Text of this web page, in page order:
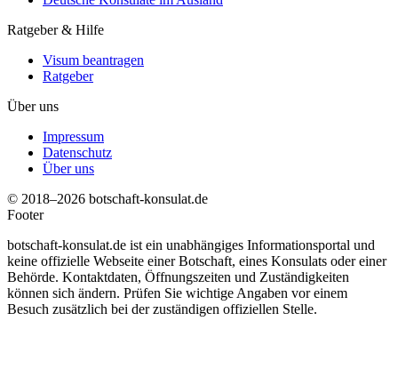
Ratgeber & Hilfe
Visum beantragen
Ratgeber
Über uns
Impressum
Datenschutz
Über uns
© 2018–2026 botschaft-konsulat.de
Footer
botschaft-konsulat.de ist ein unabhängiges Informationsportal und
keine offizielle Webseite einer Botschaft, eines Konsulats oder einer
Behörde. Kontaktdaten, Öffnungszeiten und Zuständigkeiten
können sich ändern. Prüfen Sie wichtige Angaben vor einem
Besuch zusätzlich bei der zuständigen offiziellen Stelle.